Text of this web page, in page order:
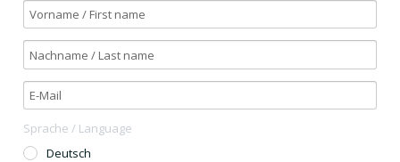
Sprache / Language
Deutsch